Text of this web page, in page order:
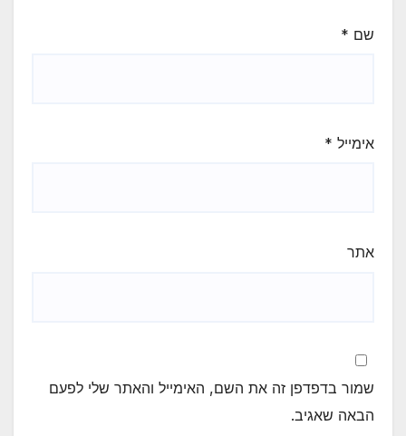
שם *
אימייל *
אתר
שמור בדפדפן זה את השם, האימייל והאתר שלי לפעם
הבאה שאגיב.